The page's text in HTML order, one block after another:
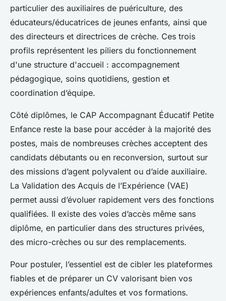
particulier des auxiliaires de puériculture, des
éducateurs/éducatrices de jeunes enfants, ainsi que
des directeurs et directrices de crèche. Ces trois
profils représentent les piliers du fonctionnement
d'une structure d'accueil : accompagnement
pédagogique, soins quotidiens, gestion et
coordination d’équipe.
Côté diplômes, le CAP Accompagnant Éducatif Petite
Enfance reste la base pour accéder à la majorité des
postes, mais de nombreuses crèches acceptent des
candidats débutants ou en reconversion, surtout sur
des missions d’agent polyvalent ou d’aide auxiliaire.
La Validation des Acquis de l’Expérience (VAE)
permet aussi d’évoluer rapidement vers des fonctions
qualifiées. Il existe des voies d’accès même sans
diplôme, en particulier dans des structures privées,
des micro-crèches ou sur des remplacements.
Pour postuler, l’essentiel est de cibler les plateformes
fiables et de préparer un CV valorisant bien vos
expériences enfants/adultes et vos formations.